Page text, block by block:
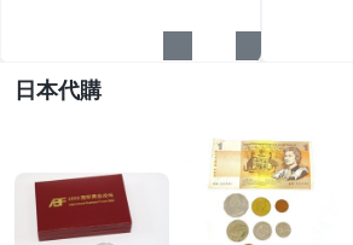
日本代購